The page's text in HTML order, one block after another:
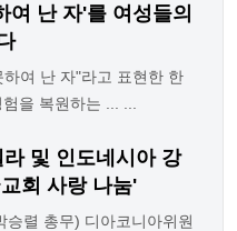
여 난 자'를 여성들의
여 난 자"라고 표현한 한
을 복원하는 ... ...
및 인도네시아 강
회 사랑 나눔'
승렬 총무) 디아코니아위원